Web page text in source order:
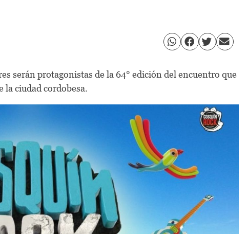
serán protagonistas de la 64° edición del encuentro que
la ciudad cordobesa.